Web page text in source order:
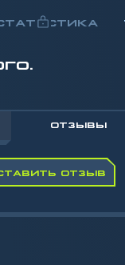
ОТЗЫВ
ОТЗЫВЫ